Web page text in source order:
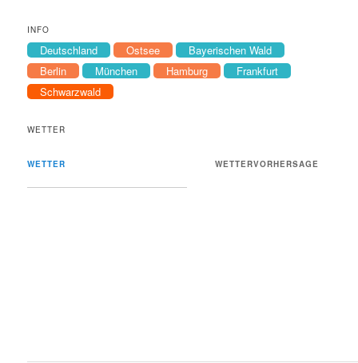
INFO
Deutschland Ostsee
Bayerischen Wald
Berlin
München Hamburg
Frankfurt
Schwarzwald
WETTER
WETTER WETTERVORHERSAGE